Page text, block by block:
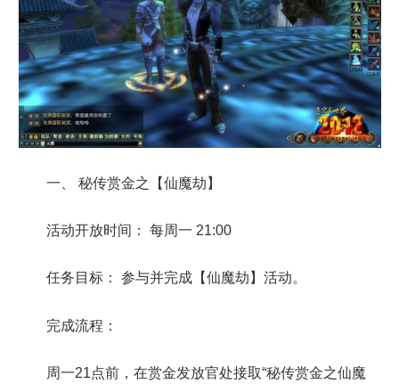
一、 秘传赏金之【仙魔劫】
活动开放时间： 每周一 21:00
任务目标： 参与并完成【仙魔劫】活动。
完成流程：
周一21点前，在赏金发放官处接取“秘传赏金之仙魔